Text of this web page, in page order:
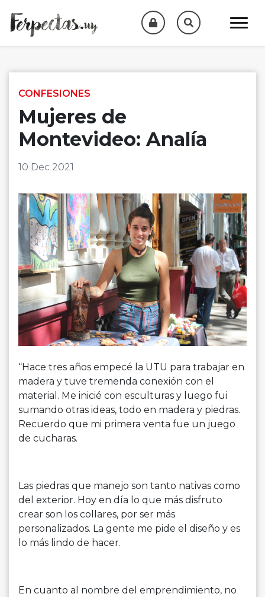
CONFESIONES
Mujeres de
Montevideo: Analía
10 Dec 2021
“Hace tres años empecé la UTU para trabajar en
madera y tuve tremenda conexión con el
material. Me inicié con esculturas y luego fui
sumando otras ideas, todo en madera y piedras.
Recuerdo que mi primera venta fue un juego
de cucharas.
Las piedras que manejo son tanto nativas como
del exterior. Hoy en día lo que más disfruto
crear son los collares, por ser más
personalizados. La gente me pide el diseño y es
lo más lindo de hacer.
En cuanto al nombre del emprendimiento, no